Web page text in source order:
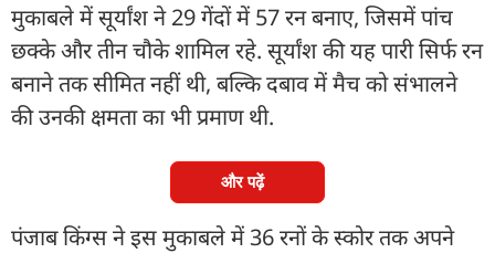
मुकाबले में सूर्यांश ने 29 गेंदों में 57 रन बनाए, जिसमें पांच
छक्के और तीन चौके शामिल रहे. सूर्यांश की यह पारी सिर्फ रन
बनाने तक सीमित नहीं थी, बल्कि दबाव में मैच को संभालने
की उनकी क्षमता का भी प्रमाण थी.
और पढ़ें
पंजाब किंग्स ने इस मुकाबले में 36 रनों के स्कोर तक अपने